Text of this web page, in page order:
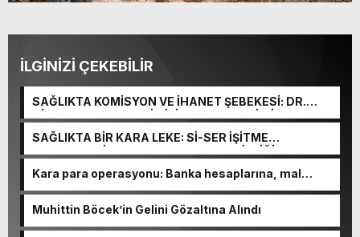
İLGİNİZİ ÇEKEBİLİR
SAĞLIKTA KOMİSYON VE İHANET ŞEBEKESİ: DR.
NİHAT URUÇ VE SEMİH İŞİTME MERKEZİ’NİN SGK
VURGUNU!
SAĞLIKTA BİR KARA LEKE: Sİ-SER İŞİTME
MERKEZLERİ VE MODERN UMUT TACİRLİĞİ
Kara para operasyonu: Banka hesaplarına, mal
Muhittin Böcek’in Gelini Gözaltına Alındı